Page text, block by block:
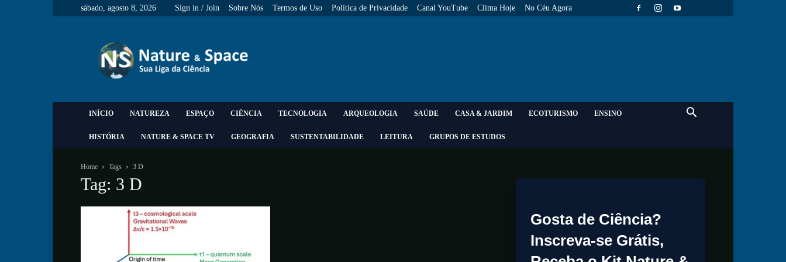
sábado, agosto 8, 2026 Sign in / Join Sobre Nós Termos de Uso Política de Privacidade Canal YouTube Clima Hoje No Céu Agora
&
Space
INÍCIO NATUREZA ESPAÇO CIÊNCIA TECNOLOGIA ARQUEOLOGIA SAÚDE CASA & JARDIM ECOTURISMO ENSINO
HISTÓRIA NATURE & SPACE TV GEOGRAFIA SUSTENTABILIDADE LEITURA GRUPOS DE ESTUDOS
Home Tags 3 D
Tag: 3 D
Gosta de Ciência?
Inscreva-se Grátis,